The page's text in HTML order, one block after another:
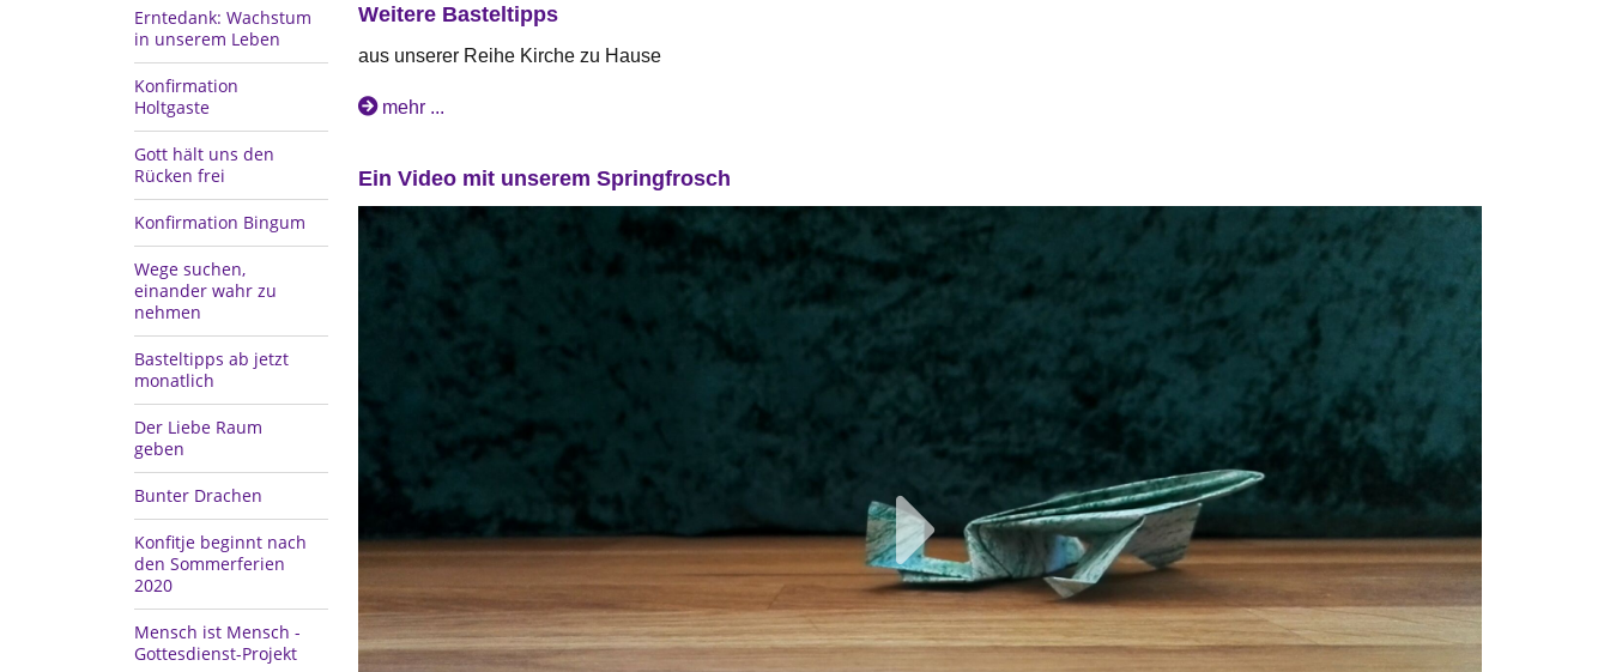
Erntedank: Wachstum
in unserem Leben
Konfirmation
Holtgaste
Gott hält uns den
Rücken frei
Konfirmation Bingum
Wege suchen,
einander wahr zu
nehmen
Basteltipps ab jetzt
monatlich
Der Liebe Raum
geben
Bunter Drachen
Konfitje beginnt nach
den Sommerferien
2020
Mensch ist Mensch -
Gottesdienst-Projekt
Weitere Basteltipps
aus unserer Reihe Kirche zu Hause
mehr ...
Ein Video mit unserem Springfrosch